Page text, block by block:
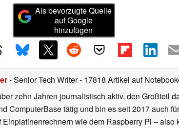
Als bevorzugte Quelle
auf Google
hinzufügen
- Senior Tech Writer- 17818 Artikel auf
zehn Jahren journalistisch aktiv, den Großteil
ComputerBase tätig und bin es seit 2017 auch
Einplatinenrechnern wie dem Raspberry Pi –